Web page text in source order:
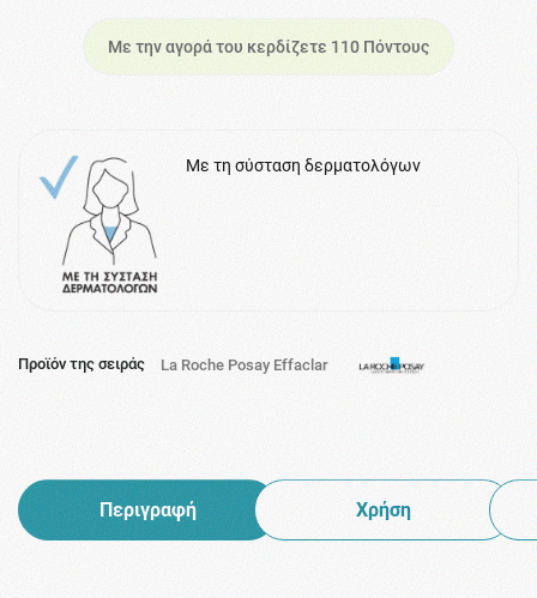
Με την αγορά του κερδίζετε 110 Πόντους
Με τη σύσταση δερματολόγων
Προϊόν της σειράς La Roche Posay Effaclar
Περιγραφή Χρήση